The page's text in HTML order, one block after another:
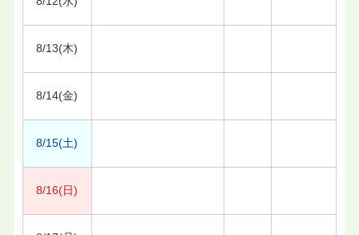
8/13(木)
8/14(金)
8/15(土)
8/16(日)